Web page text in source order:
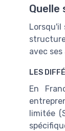
avec
LES
En
limitée